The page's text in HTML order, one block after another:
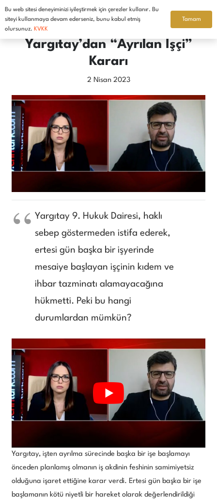
Türkçe
Yargıtay’dan “Ayrılan İşçi”
Kararı
2 Nisan 2023
Yargıtay 9. Hukuk Dairesi, haklı
sebep göstermeden istifa ederek,
ertesi gün başka bir işyerinde
mesaiye başlayan işçinin kıdem ve
ihbar tazminatı alamayacağına
hükmetti. Peki bu hangi
durumlardan mümkün?
Yargıtay, işten ayrılma sürecinde başka bir işe başlamayı
önceden planlamış olmanın iş akdinin feshinin samimiyetsiz
olduğuna işaret ettiğine karar verdi. Ertesi gün başka bir işe
başlamanın kötü niyetli bir hareket olarak değerlendirildiği
Bu web sitesi deneyiminizi iyileştirmek için çerezler kullanır. Bu
siteyi kullanmaya devam ederseniz, bunu kabul etmiş
olursunuz. KVKK
Tamam